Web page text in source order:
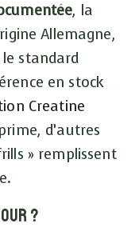
, la
Allemagne,
standard
en stock
Creatine
d’autres
» remplissent
?